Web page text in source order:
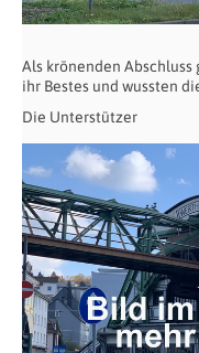
Als krönenden Abschluss
ihr Bestes und wussten
Die Unterstützer